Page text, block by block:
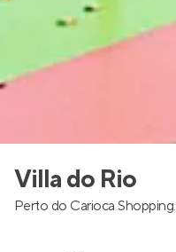
Villa do Rio
Perto do Carioca Shopping.